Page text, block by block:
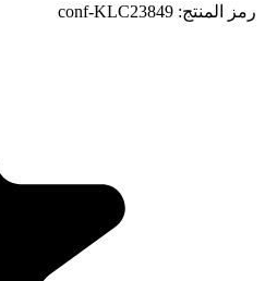
رمز المنتج: conf-KLC23849